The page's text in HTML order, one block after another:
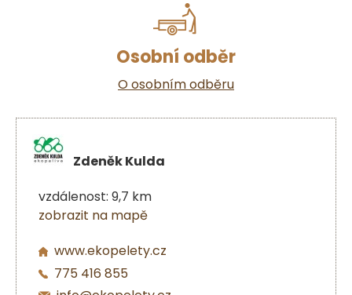
Osobní odběr
O osobním odběru
Zdeněk Kulda
vzdálenost: 9,7 km
zobrazit na mapě
www.ekopelety.cz
775 416 855